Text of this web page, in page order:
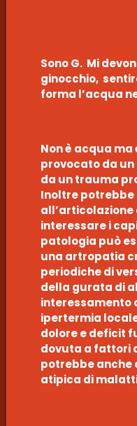
Sono G. Mi
ginocchio,
forma l’acqua
Non è acqua ma
provocato da
da un trauma
Inoltre potrebbe
all’articolazione
interessare i
patologia può
una artropatia
periodiche di
della gurata di
interessamento
ipertermia
dolore e deficit
dovuta a fattori
potrebbe anche
atipica di